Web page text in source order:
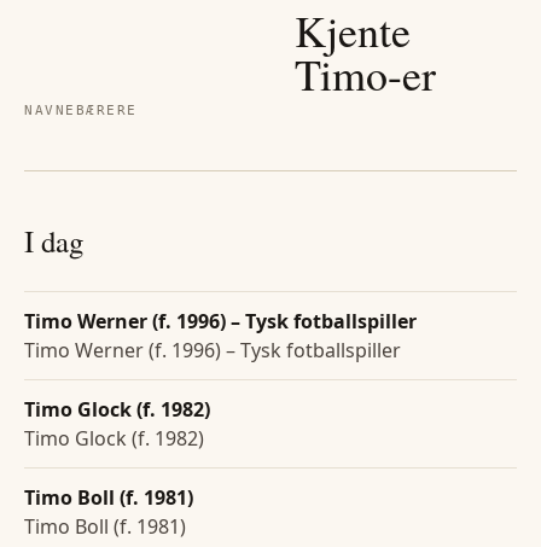
NAVNEBÆRERE
Kjente
Timo-er
I dag
Timo Werner (f. 1996) – Tysk fotballspiller
Timo Werner (f. 1996) – Tysk fotballspiller
Timo Glock (f. 1982)
Timo Glock (f. 1982)
Timo Boll (f. 1981)
Timo Boll (f. 1981)